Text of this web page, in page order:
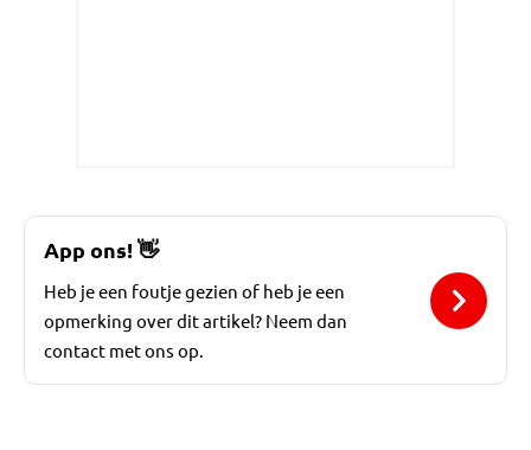
App ons!👋
Heb je een foutje gezien of heb je een
opmerking over dit artikel? Neem dan
contact met ons op.